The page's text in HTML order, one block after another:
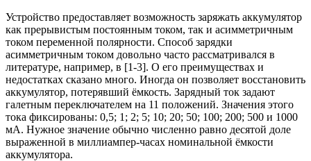
Устройство предоставляет возможность заряжать аккумулятор
как прерывистым постоянным током, так и асимметричным
током переменной полярности. Способ зарядки
асимметричным током довольно часто рассматривался в
литературе, например, в [1-3]. О его преимуществах и
недостатках сказано много. Иногда он позволяет восстановить
аккумулятор, потерявший ёмкость. Зарядный ток задают
галетным переключателем на 11 положений. Значения этого
тока фиксированы: 0,5; 1; 2; 5; 10; 20; 50; 100; 200; 500 и 1000
мА. Нужное значение обычно численно равно десятой доле
выраженной в миллиампер-часах номинальной ёмкости
аккумулятора.